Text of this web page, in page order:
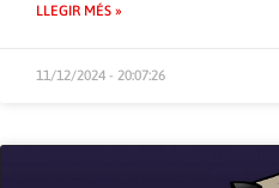
LLEGIR MÉS »
11/12/2024 - 20:07:26